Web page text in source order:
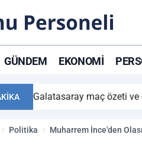
GÜNDEM EKONOMI
23:59 Petrol Akışında
Politika Muharrem İnce'den